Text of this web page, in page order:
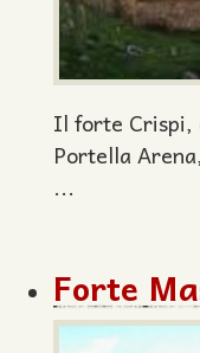
Il forte Crispi,
Portella
...
Forte